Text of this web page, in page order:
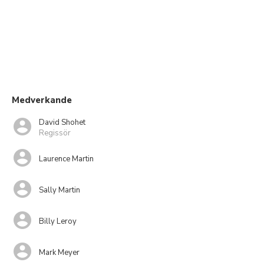
Medverkande
David Shohet
Regissör
Laurence Martin
Sally Martin
Billy Leroy
Mark Meyer